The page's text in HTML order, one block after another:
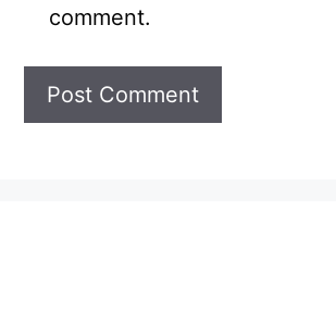
comment.